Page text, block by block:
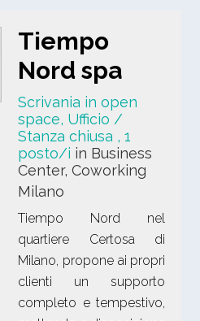
Tiempo
Nord spa
Scrivania in open
space, Ufficio /
Stanza chiusa , 1
posto/i in Business
Center, Coworking
Milano
Tiempo Nord nel
quartiere Certosa di
Milano, propone ai propri
clienti un supporto
completo e tempestivo,